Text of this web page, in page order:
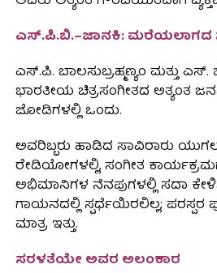
ಎಸ್.ಪಿ.ಬಿ.–ಜಾನಕಿ: ಮರೆಯಲಾಗದ
ಎಸ್.ಪಿ. ಬಾಲಸುಬ್ರಹ್ಮಣ್ಯಂ ಮತ್ತು
ಭಾರತೀಯ ಚಿತ್ರಸಂಗೀತದ ಅತ್ಯಂತ
ಜೋಡಿಗಳಲ್ಲಿ ಒಂದು.
ಅವರಿಬ್ಬರು ಹಾಡಿದ ಸಾವಿರಾರು
ರೇಡಿಯೋಗಳಲ್ಲಿ, ಸಂಗೀತ
ಅಭಿಮಾನಿಗಳ ನೆನಪುಗಳಲ್ಲಿ ಸದಾ
ಗಾಯನದಲ್ಲಿ ಸ್ಪರ್ಧೆಯಿರಲಿಲ್ಲ; ಪರಸ್ಪರ
ಮಾತ್ರ ಇತ್ತು.
ಸರಳತೆಯೇ ಅವರ ಅಲಂಕಾರ